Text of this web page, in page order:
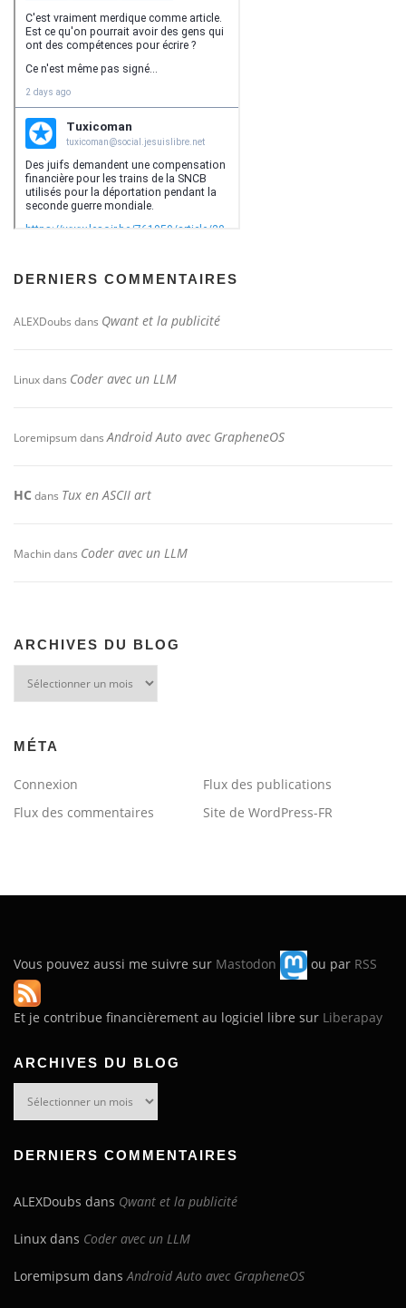
DERNIERS COMMENTAIRES
ALEXDoubs dans Qwant et la publicité
Linuxdans Coder avec un LLM
LoremipsumdansAndroid Auto avec GrapheneOS
HC dans Tux en ASCII art
Machindans Coder avec un LLM
ARCHIVES DU BLOG
MÉTA
Connexion
Flux des publications
Flux des commentaires
Site de WordPress-FR
Vous pouvez aussi me suivre sur Mastodon ou par RSS
Et je contribue financièrement au logiciel libre sur Liberapay
ARCHIVES DU BLOG
DERNIERS COMMENTAIRES
ALEXDoubs dans Qwant et la publicité
Linux dans Coder avec un LLM
Loremipsum dansAndroid Auto avec GrapheneOS